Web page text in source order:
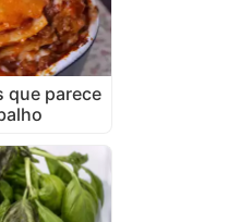
que parece